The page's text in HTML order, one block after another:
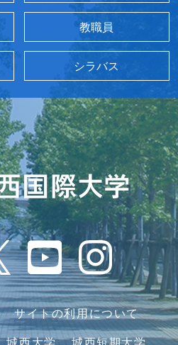
教職員
シラバス
サイトの利用について
城西大学 城西短期大学